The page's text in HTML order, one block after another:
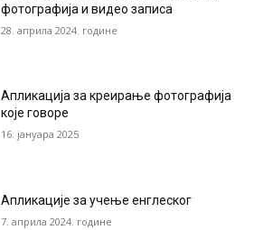
фотографија и видео записа
28. априла 2024. године
Апликација за креирање фотографија
које говоре
16. јануара 2025
Апликације за учење енглеског
7. априла 2024. године